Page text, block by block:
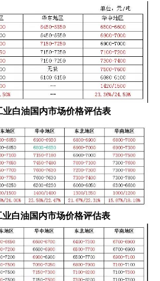
白油国内市场价格评估表
白油国内市场价格评估表